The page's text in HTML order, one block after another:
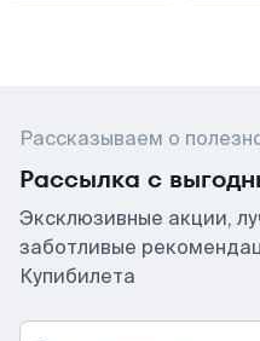
Рассказываем о
Рассылка с
Эксклюзивные акции,
заботливые
Купибилета